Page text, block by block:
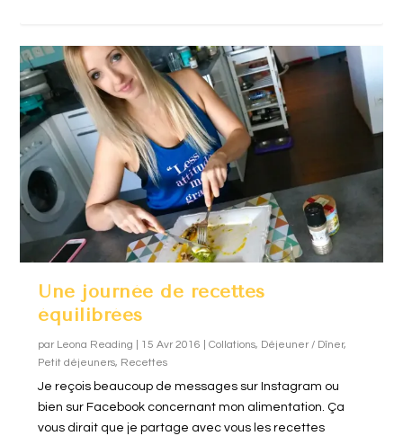
Une journée de recettes
équilibrées
par Leona Reading 15 Avr 2016 |Collations, Déjeuner / Dîner,
Petit déjeuners, Recettes
Je reçois beaucoup de messages sur Instagram ou
bien sur Facebook concernant mon alimentation. Ça
vous dirait que je partage avec vous les recettes